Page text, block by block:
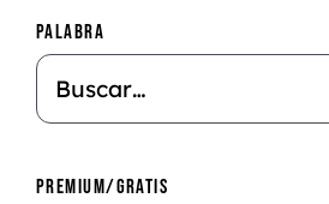
PALABRA
PREMIUM/GRATIS